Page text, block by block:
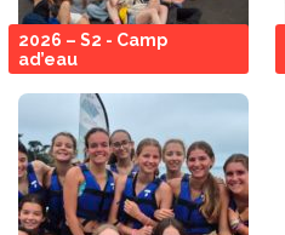
2026 – S2 - Camp
ad’eau